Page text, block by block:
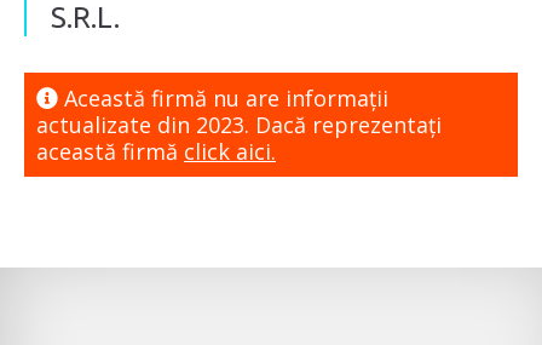
S.R.L.
Această firmă nu are informaţii
actualizate din 2023. Dacă reprezentaţi
această firmă click aici.